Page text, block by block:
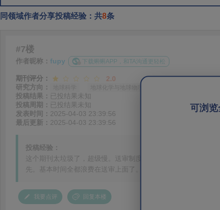
同领域作者分享投稿经验：共8条
可浏
#7楼
作者昵称： fupy 下载蝌蝌APP，和TA沟通更轻松
期刊评分：
2.0
研究方向：
投稿结果： 已投结果未知
投稿周期： 已投结果未知
发表时间： 2025-04-03 23:39:56
最后更新： 2025-04-03 23:39:56
投稿经验：
这个期刊太垃圾了，超级慢。送审制度真奇葩，每次送审一等
先。基本时间全都浪费在送审上面了。垃圾，之后再也不投了
我要点评 回复本楼